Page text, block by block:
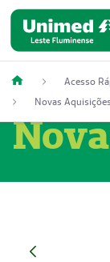
Acesso
Novas Aquisições